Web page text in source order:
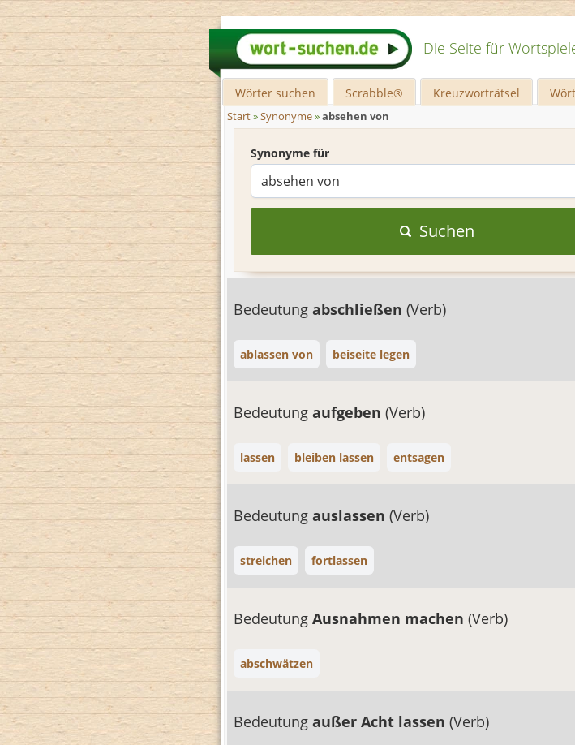
Die Seite für
Wörter suchen Scrabble® Kreuzworträtsel
Start»Synonyme»absehen von
Synonyme für
Suchen
Bedeutung abschließen (Verb)
ablassen von beiseite legen
Bedeutung aufgeben (Verb)
lassen bleiben lassen entsagen
Bedeutung auslassen (Verb)
streichen fortlassen
Bedeutung Ausnahmen machen (Verb)
abschwätzen
Bedeutung außer Acht lassen (Verb)